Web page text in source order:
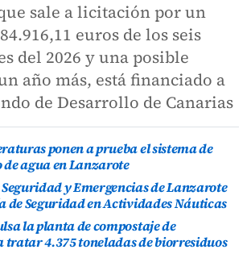
sale a licitación por un
euros de los seis
del 2026 y una posible
año más, está financiado a
de Desarrollo de Canarias
ponen a prueba el sistema de
agua en Lanzarote
Seguridad y Emergencias de Lanzarote
de Seguridad en Actividades Náuticas
la planta de compostaje de
tratar 4.375 toneladas de biorresiduos